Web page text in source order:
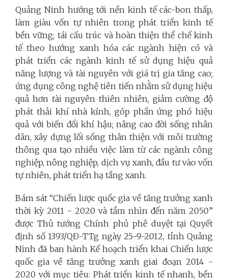
Quảng Ninh hướng tới nền kinh tế các-bon thấp,
làm giàu vốn tự nhiên trong phát triển kinh tế
bền vững; tái cấu trúc và hoàn thiện thể chế kinh
tế theo hướng xanh hóa các ngành hiện có và
phát triển các ngành kinh tế sử dụng hiệu quả
năng lượng và tài nguyên với giá trị gia tăng cao;
ứng dụng công nghệ tiên tiến nhằm sử dụng hiệu
quả hơn tài nguyên thiên nhiên, giảm cường độ
phát thải khí nhà kính, góp phần ứng phó hiệu
quả với biến đổi khí hậu; nâng cao đời sống nhân
dân, xây dựng lối sống thân thiện với môi trường
thông qua tạo nhiều việc làm từ các ngành công
nghiệp, nông nghiệp, dịch vụ xanh, đầu tư vào vốn
tự nhiên, phát triển hạ tầng xanh.
Bám sát “Chiến lược quốc gia về tăng trưởng xanh
thời kỳ 2011 - 2020 và tầm nhìn đến năm 2050”
được Thủ tướng Chính phủ phê duyệt tại Quyết
định số 1393/QĐ-TTg ngày 25-9-2012, tỉnh Quảng
Ninh đã ban hành Kế hoạch triển khai Chiến lược
quốc gia về tăng trưởng xanh giai đoạn 2014 -
2020 với mục tiêu: Phát triển kinh tế nhanh, bền